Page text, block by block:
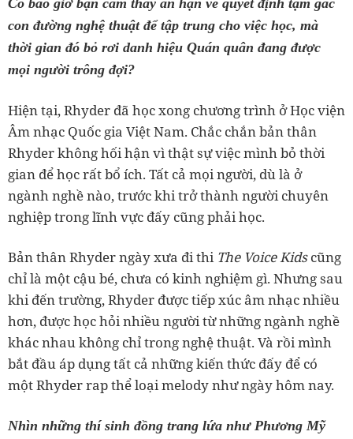
con đường nghệ thuật để tập trung cho việc học, mà
thời gian đó bỏ rơi danh hiệu Quán quân đang được
mọi người trông đợi?
Hiện tại, Rhyder đã học xong chương trình ở Học viện
Âm nhạc Quốc gia Việt Nam. Chắc chắn bản thân
Rhyder không hối hận vì thật sự việc mình bỏ thời
gian để học rất bổ ích. Tất cả mọi người, dù là ở
ngành nghề nào, trước khi trở thành người chuyên
nghiệp trong lĩnh vực đấy cũng phải học.
Bản thân Rhyder ngày xưa đi thi The Voice Kidscũng
chỉ là một cậu bé, chưa có kinh nghiệm gì. Nhưng sau
khi đến trường, Rhyder được tiếp xúc âm nhạc nhiều
hơn, được học hỏi nhiều người từ những ngành nghề
khác nhau không chỉ trong nghệ thuật. Và rồi mình
bắt đầu áp dụng tất cả những kiến thức đấy để có
một Rhyder rap thể loại melody như ngày hôm nay.
Nhìn những thí sinh đồng trang lứa như Phương Mỹ